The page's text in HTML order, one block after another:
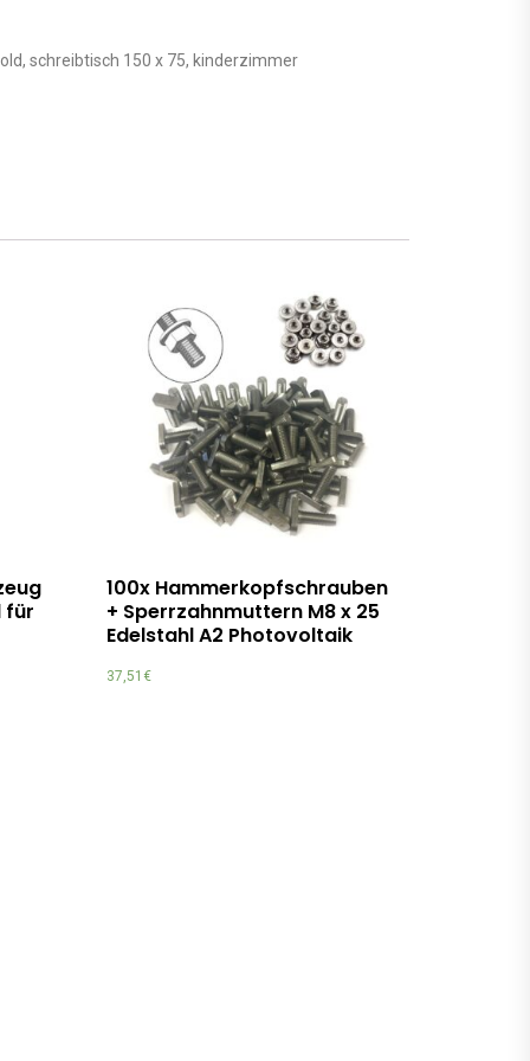
schreibtisch 150 x 75, kinderzimmer
für
100x Hammerkopfschrauben
+ Sperrzahnmuttern M8 x 25
Edelstahl A2 Photovoltaik
37,51 €